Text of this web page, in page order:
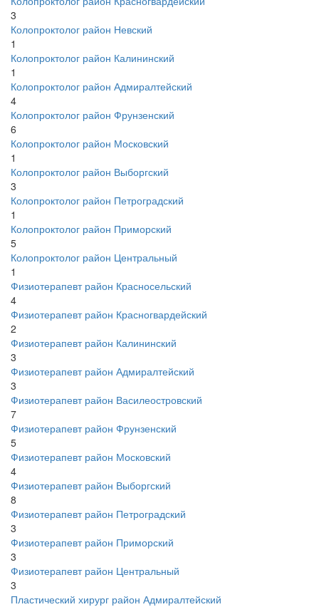
3
Колопроктолог район Невский
1
Колопроктолог район Калининский
1
Колопроктолог район Адмиралтейский
4
Колопроктолог район Фрунзенский
6
Колопроктолог район Московский
1
Колопроктолог район Выборгский
3
Колопроктолог район Петроградский
1
Колопроктолог район Приморский
5
Колопроктолог район Центральный
1
Физиотерапевт район Красносельский
4
Физиотерапевт район Красногвардейский
2
Физиотерапевт район Калининский
3
Физиотерапевт район Адмиралтейский
3
Физиотерапевт район Василеостровский
7
Физиотерапевт район Фрунзенский
5
Физиотерапевт район Московский
4
Физиотерапевт район Выборгский
8
Физиотерапевт район Петроградский
3
Физиотерапевт район Приморский
3
Физиотерапевт район Центральный
3
Пластический хирург район Адмиралтейский